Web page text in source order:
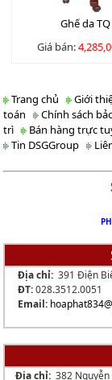
Ghế da TQ
Giá bán:
Trang chủ Giới
toán
Chính sách
trì
Bán hàng trực
Tin DSGGroup
SIÊU THỊ
PHÂN PHỐI BỞI
Địa chỉ:391 Điện
ĐT:028.3512.0051
Email: hoaphat834
Địa chỉ:382 Nguyễn